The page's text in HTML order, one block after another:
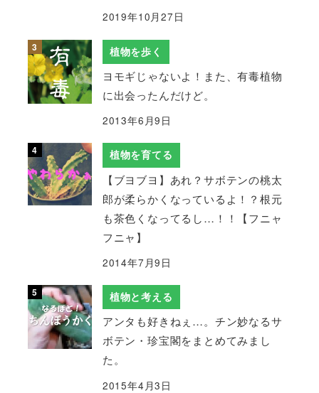
2019年10月27日
植物を歩く
ヨモギじゃないよ！また、有毒植物
に出会ったんだけど。
2013年6月9日
植物を育てる
【ブヨブヨ】あれ？サボテンの桃太
郎が柔らかくなっているよ！？根元
も茶色くなってるし…！！【フニャ
フニャ】
2014年7月9日
植物と考える
アンタも好きねぇ…。チン妙なるサ
ボテン・珍宝閣をまとめてみまし
た。
2015年4月3日